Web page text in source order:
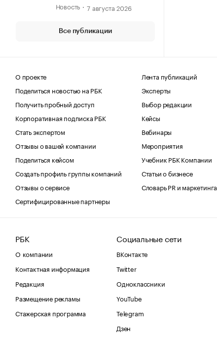
Новость
7 августа 2026
Все публикации
О проекте
Поделиться новостью на РБК
Получить пробный доступ
Корпоративная подписка РБК
Стать экспертом
Отзывы о вашей компании
Поделиться кейсом
Создать профиль группы компаний
Отзывы о сервисе
Сертифицированные партнеры
Лента публикаций
Эксперты
Выбор редакции
Кейсы
Вебинары
Мероприятия
Учебник РБК Компании
Статьи о бизнесе
Словарь PR и маркетинга
РБК
О компании
Контактная информация
Редакция
Размещение рекламы
Стажерская программа
Социальные сети
ВКонтакте
Twitter
Одноклассники
YouTube
Telegram
Дзен